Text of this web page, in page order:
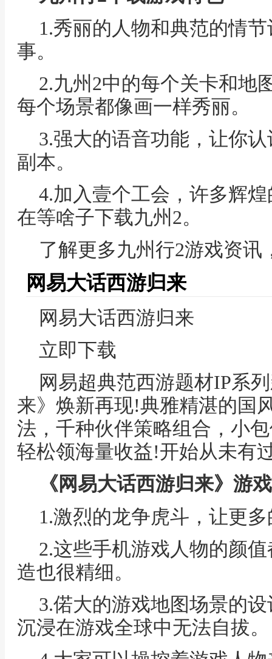
1.秀丽的人物和典范的情
事。
2.九州2中的每个关卡和地
每个场景都像画一样秀丽。
3.强大的语音功能，让你
副本。
4.加入壹个工会，许多辉
在等啥子下载九州2。
了解更多九州行2游戏资
网易大话西游归来
网易大话西游归来
立即下载
网易超典范西游题材IP系
来》焕新再现!典雅精湛的国
法，千种伙伴策略组合，小
轻松领海量收益!开始从未有
《网易大话西游归来》游
1.激烈的龙争虎斗，让更
2.这些手机游戏人物的颜
造也很精细。
3.偌大的游戏地图场景的
沉浸在游戏全球中无法自拔。